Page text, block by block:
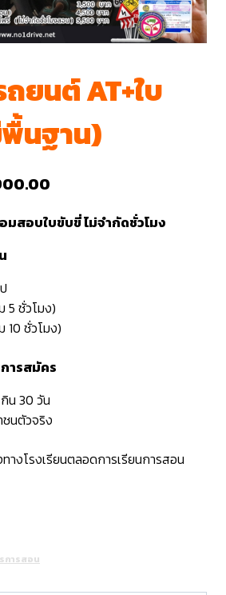
ยนต์ AT+ใบ
นฐาน)
สอบใบขับขี่ ไม่จำกัดชั่วโมง
5 ชั่วโมง)
10 ชั่วโมง)
ารสมัคร
น 30 วัน
ชนตัวจริง
างโรงเรียนตลอดการเรียนการสอน
การสอน